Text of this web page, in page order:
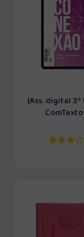
(Ass. digital
ComTexto